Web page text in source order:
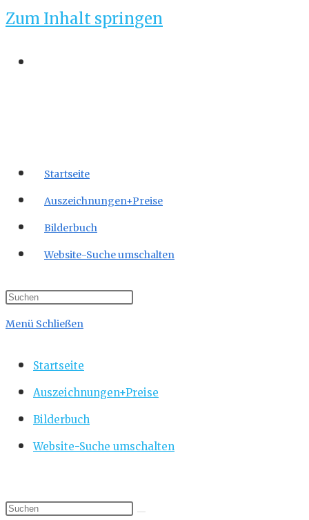
Zum Inhalt springen
Startseite
Auszeichnungen+Preise
Bilderbuch
Website-Suche umschalten
Menü Schließen
Startseite
Auszeichnungen+Preise
Bilderbuch
Website-Suche umschalten